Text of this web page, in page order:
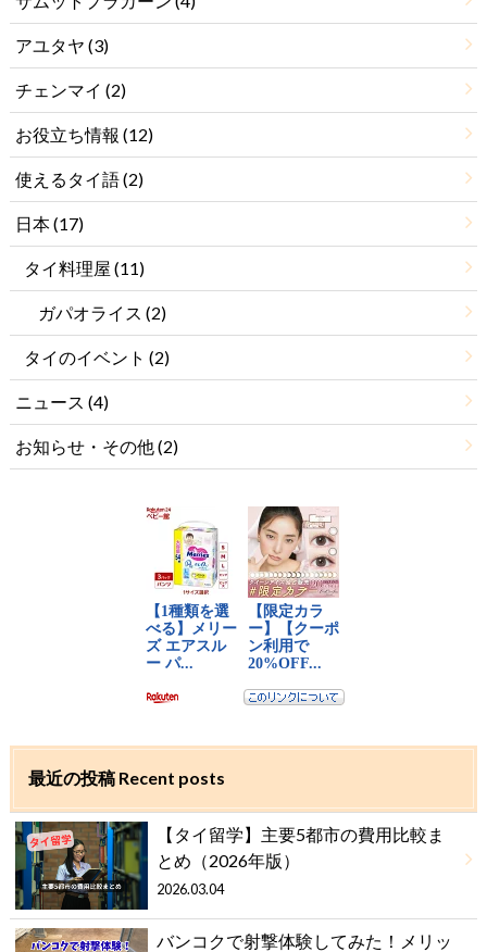
アユタヤ (3)
チェンマイ (2)
お役立ち情報 (12)
使えるタイ語(2)
日本(17)
タイ料理屋 (11)
ガパオライス (2)
タイのイベント (2)
ニュース (4)
お知らせ・その他(2)
最近の投稿 Recent posts
【タイ留学】主要5都市の費用比較ま
とめ（2026年版）
2026.03.04
バンコクで射撃体験してみた！メリッ